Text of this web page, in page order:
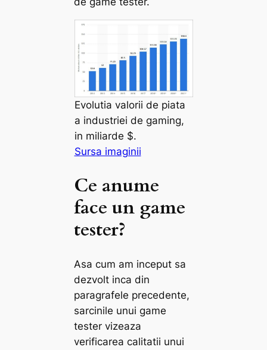
Evolutia valorii de piata
a industriei de gaming,
in miliarde $.
Sursa imaginii
Ce anume
face un game
tester?
Asa cum am inceput sa
dezvolt inca din
paragrafele precedente,
sarcinile unui game
tester vizeaza
verificarea calitatii unui